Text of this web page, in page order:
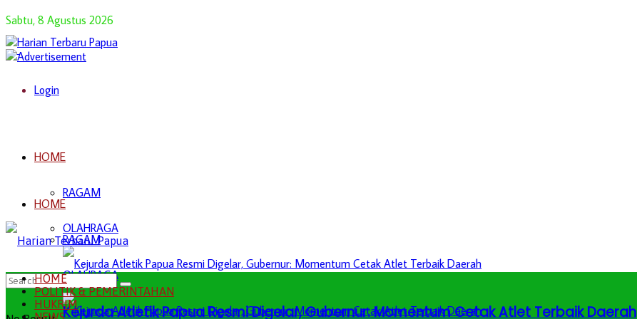
Sabtu, 8 Agustus 2026
Login
HOME
RAGAM
OLAHRAGA
Kejurda Atletik Papua Resmi Digelar, Gubernur: Momentum Cetak Atlet Terbaik Daerah
HOME
RAGAM
OLAHRAGA
HOME
POLITIK & PEMERINTAHAN
HUKRIM